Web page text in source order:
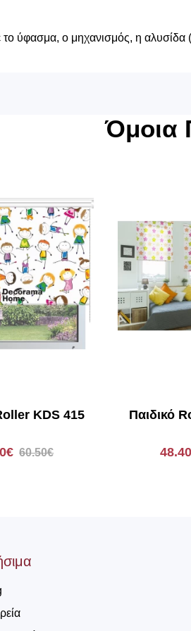
ύφασμα, ο μηχανισμός, η αλυσίδα
Όμοια
KDS 415
60.50€
Παιδικό